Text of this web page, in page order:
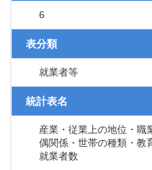
6
表分類
就業者等
統計表名
産業・従業上の地位・職
偶関係・世帯の種類・教
就業者数